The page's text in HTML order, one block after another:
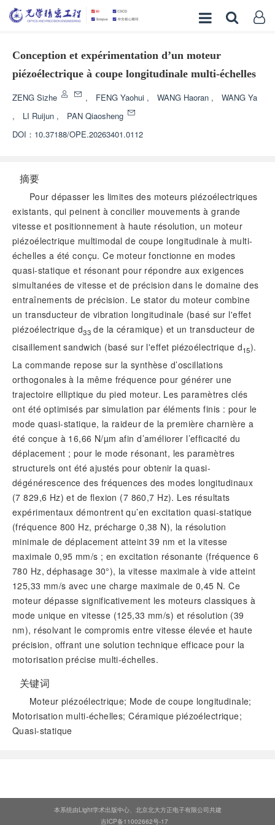
Conception et expérimentation d’un moteur
piézoélectrique à coupe longitudinale multi-échelles
ZENG Sizhe , FENG Yaohui , WANG Haoran ,
WANG Ya
,
LI Ruijun ,
PAN Qiaosheng
DOI： 10.37188/OPE.20263401.0112
摘要
Pour dépasser les limites des moteurs piézoélectriques
existants, qui peinent à concilier mouvements à grande
vitesse et positionnement à haute résolution, un moteur
piézoélectrique multimodal de coupe longitudinale à multi-
échelles a été conçu. Ce moteur fonctionne en modes
quasi-statique et résonant pour répondre aux exigences
simultanées de vitesse et de précision dans le domaine des
entraînements de précision. Le stator du moteur combine
un transducteur de vibration longitudinale (basé sur l'effet
piézoélectrique d33 de la céramique) et un transducteur de
cisaillement sandwich (basé sur l'effet piézoélectrique d15).
La commande repose sur la synthèse d’oscillations
orthogonales à la même fréquence pour générer une
trajectoire elliptique du pied moteur. Les paramètres clés
ont été optimisés par simulation par éléments finis : pour le
mode quasi-statique, la raideur de la première charnière a
été conçue à 16,66 N/µm afin d’améliorer l’efficacité du
déplacement ; pour le mode résonant, les paramètres
structurels ont été ajustés pour obtenir la quasi-
dégénérescence des fréquences des modes longitudinaux
(7 829,6 Hz) et de flexion (7 860,7 Hz). Les résultats
expérimentaux démontrent qu’en excitation quasi-statique
(fréquence 800 Hz, précharge 0,38 N), la résolution
minimale de déplacement atteint 39 nm et la vitesse
maximale 0,95 mm/s ; en excitation résonante (fréquence 6
780 Hz, déphasage 30°), la vitesse maximale à vide atteint
125,33 mm/s avec une charge maximale de 0,45 N. Ce
moteur dépasse significativement les moteurs classiques à
mode unique en vitesse (125,33 mm/s) et résolution (39
nm), résolvant le compromis entre vitesse élevée et haute
précision, offrant une solution technique efficace pour la
motorisation précise multi-échelles.
关键词
Moteur piézoélectrique; Mode de coupe longitudinale;
Motorisation multi-échelles; Céramique piézoélectrique;
Quasi-statique
本系统由Light学术出版中心、北京北大方正电子有限公司共建
吉ICP备11002662号-17